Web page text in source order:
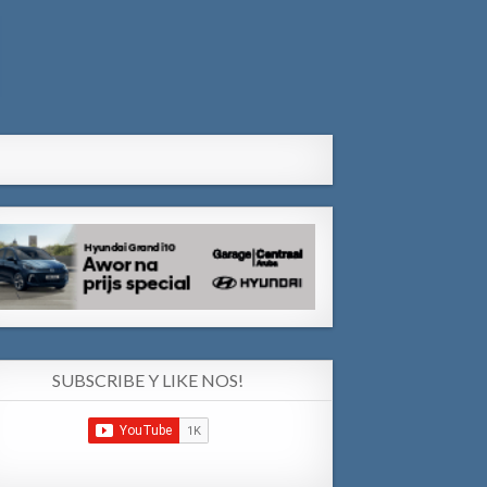
SUBSCRIBE Y LIKE NOS!